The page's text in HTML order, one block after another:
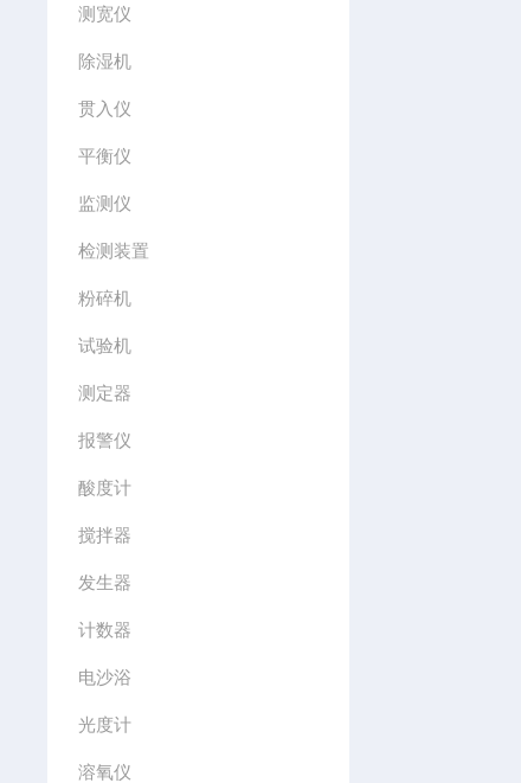
测宽仪
除湿机
贯入仪
平衡仪
监测仪
检测装置
粉碎机
试验机
测定器
报警仪
酸度计
搅拌器
发生器
计数器
电沙浴
光度计
溶氧仪